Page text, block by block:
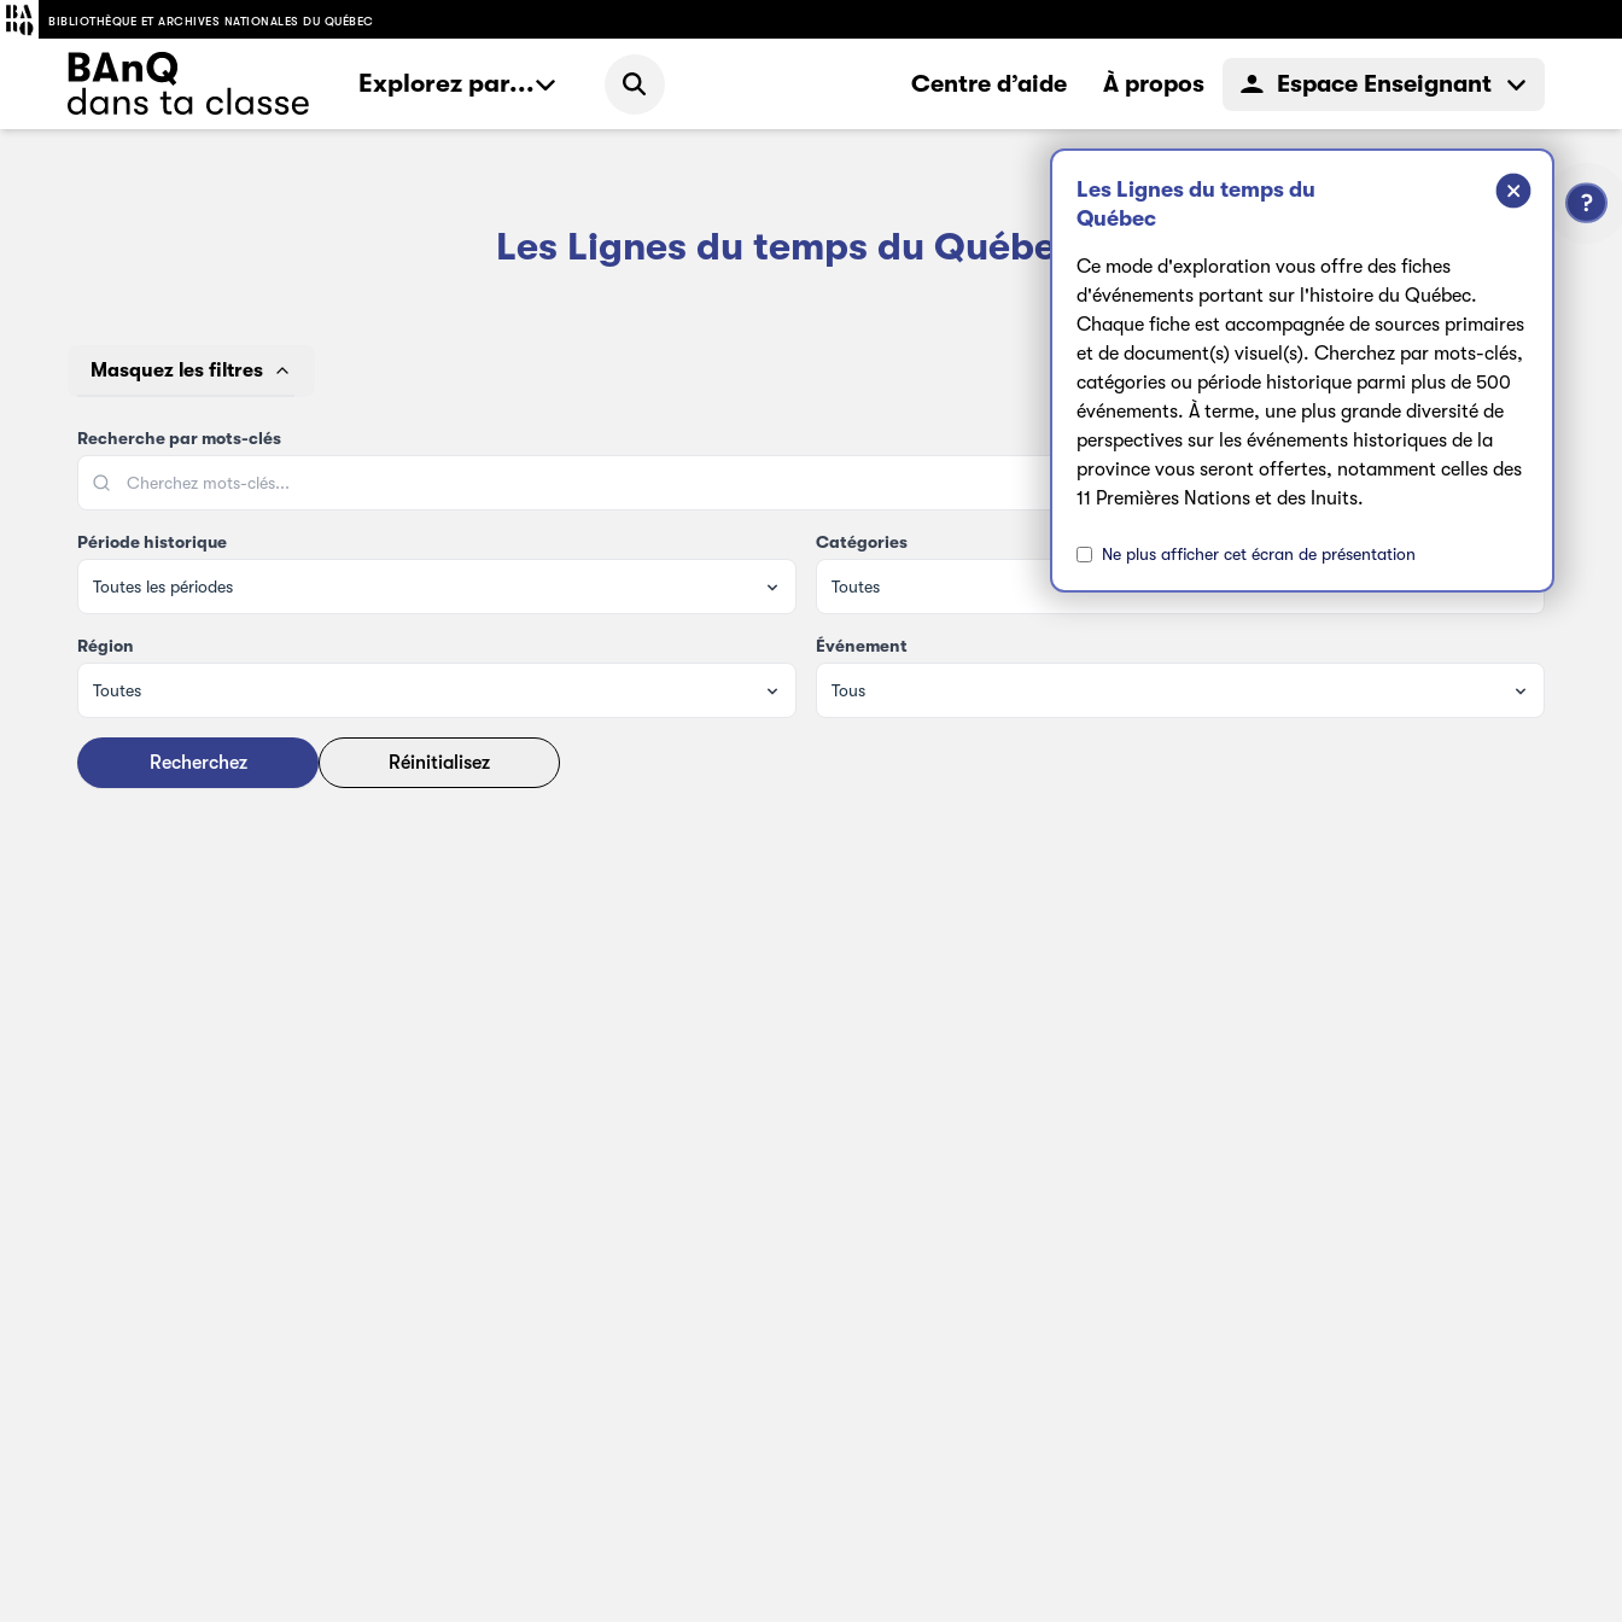
BIBLIOTHÈQUE ET ARCHIVES NATIONALES DU QUÉBEC
Explorez par... Centre d’aide À propos Espace Enseignant
Les Lignes du temps du Québec
Masquez les filtres 508 événements affichés
Recherche par mots-clés
Période historique
Région
Catégories
Toutes
Événement
Recherchez Réinitialisez
Les Lignes du temps du
Québec
Ce mode d'exploration vous offre des fiches
d'événements portant sur l'histoire du Québec.
Chaque fiche est accompagnée de sources primaires
et de document(s) visuel(s). Cherchez par mots-clés,
catégories ou période historique parmi plus de 500
événements. À terme, une plus grande diversité de
perspectives sur les événements historiques de la
province vous seront offertes, notamment celles des
11 Premières Nations et des Inuits.
Ne plus afficher cet écran de présentation